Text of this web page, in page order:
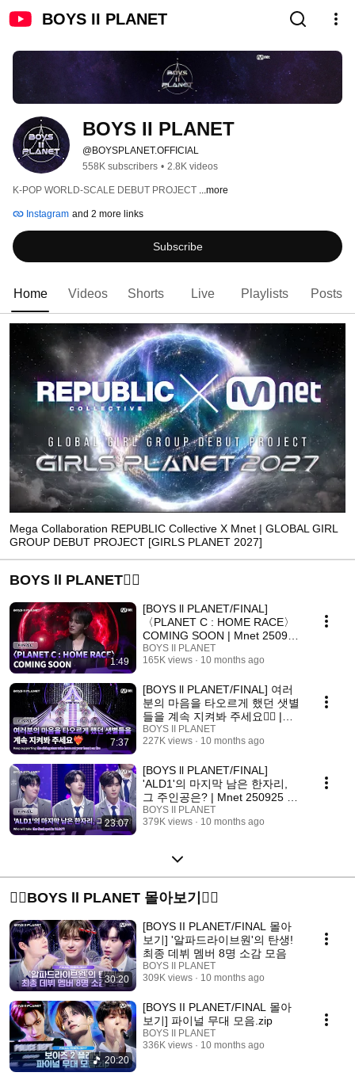
BOYS II PLANET
BOYS II PLANET
@BOYSPLANET.OFFICIAL
558K subscribers • 2.8K videos
K-POP WORLD-SCALE DEBUT PROJECT ...more
Instagram and 2 more links
Subscribe
Home Videos Shorts Live Playlists Posts
Mega Collaboration REPUBLIC Collective X Mnet | GLOBAL GIRL
GROUP DEBUT PROJECT [GIRLS PLANET 2027]
BOYS ll PLANET❤️‍🔥
1:49
[BOYS ll PLANET/FINAL]
〈PLANET C : HOME RACE〉
COMING SOON | Mnet 250925
방송
BOYS II PLANET
165K views
10 months ago
7:37
[BOYS ll PLANET/FINAL] 여러
분의 마음을 타오르게 했던 샛별
들을 계속 지켜봐 주세요❤️‍🔥 |
Mnet 250925 방송
BOYS II PLANET
227K views
10 months ago
23:07
[BOYS ll PLANET/FINAL]
'ALD1'의 마지막 남은 한자리,
그 주인공은? | Mnet 250925 방
송
BOYS II PLANET
379K views
10 months ago
❤️‍🔥BOYS ll PLANET 몰아보기❤️‍🔥
30:20
[BOYS II PLANET/FINAL 몰아
보기] '알파드라이브원'의 탄생!
최종 데뷔 멤버 8명 소감 모음
BOYS II PLANET
309K views
10 months ago
20:20
[BOYS II PLANET/FINAL 몰아
보기] 파이널 무대 모음.zip
BOYS II PLANET
336K views
10 months ago